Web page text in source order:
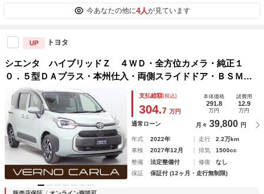
今あなたの他に4人が見ています
UP トヨタ
シエンタ ハイブリッドＺ ４ＷＤ・全方位カメラ・純正１
０．５型ＤＡプラス・本州仕入・両側スライドドア・ＢＳＭ・
クルーズコントロール・ＡＣ１５００Ｗ・ＬＥＤヘッド・前後
ドラレコ・フルセグ・Ｂｌｕｅｔｏｏｔｈ・ＣＤ・ＤＶＤ・Ｅ
ＴＣ
支払総額(税込)
304.7 万円
本体価格
291.8
万円
諸費用
12.9
万円
通常ローン 月々 39,800 円
年式 2022年 走行
2.2万km
車検
2027年12月 排気
1500cc
整備
法定整備付 修復
なし
保証
保証付 (12ヶ月・走行無制限)